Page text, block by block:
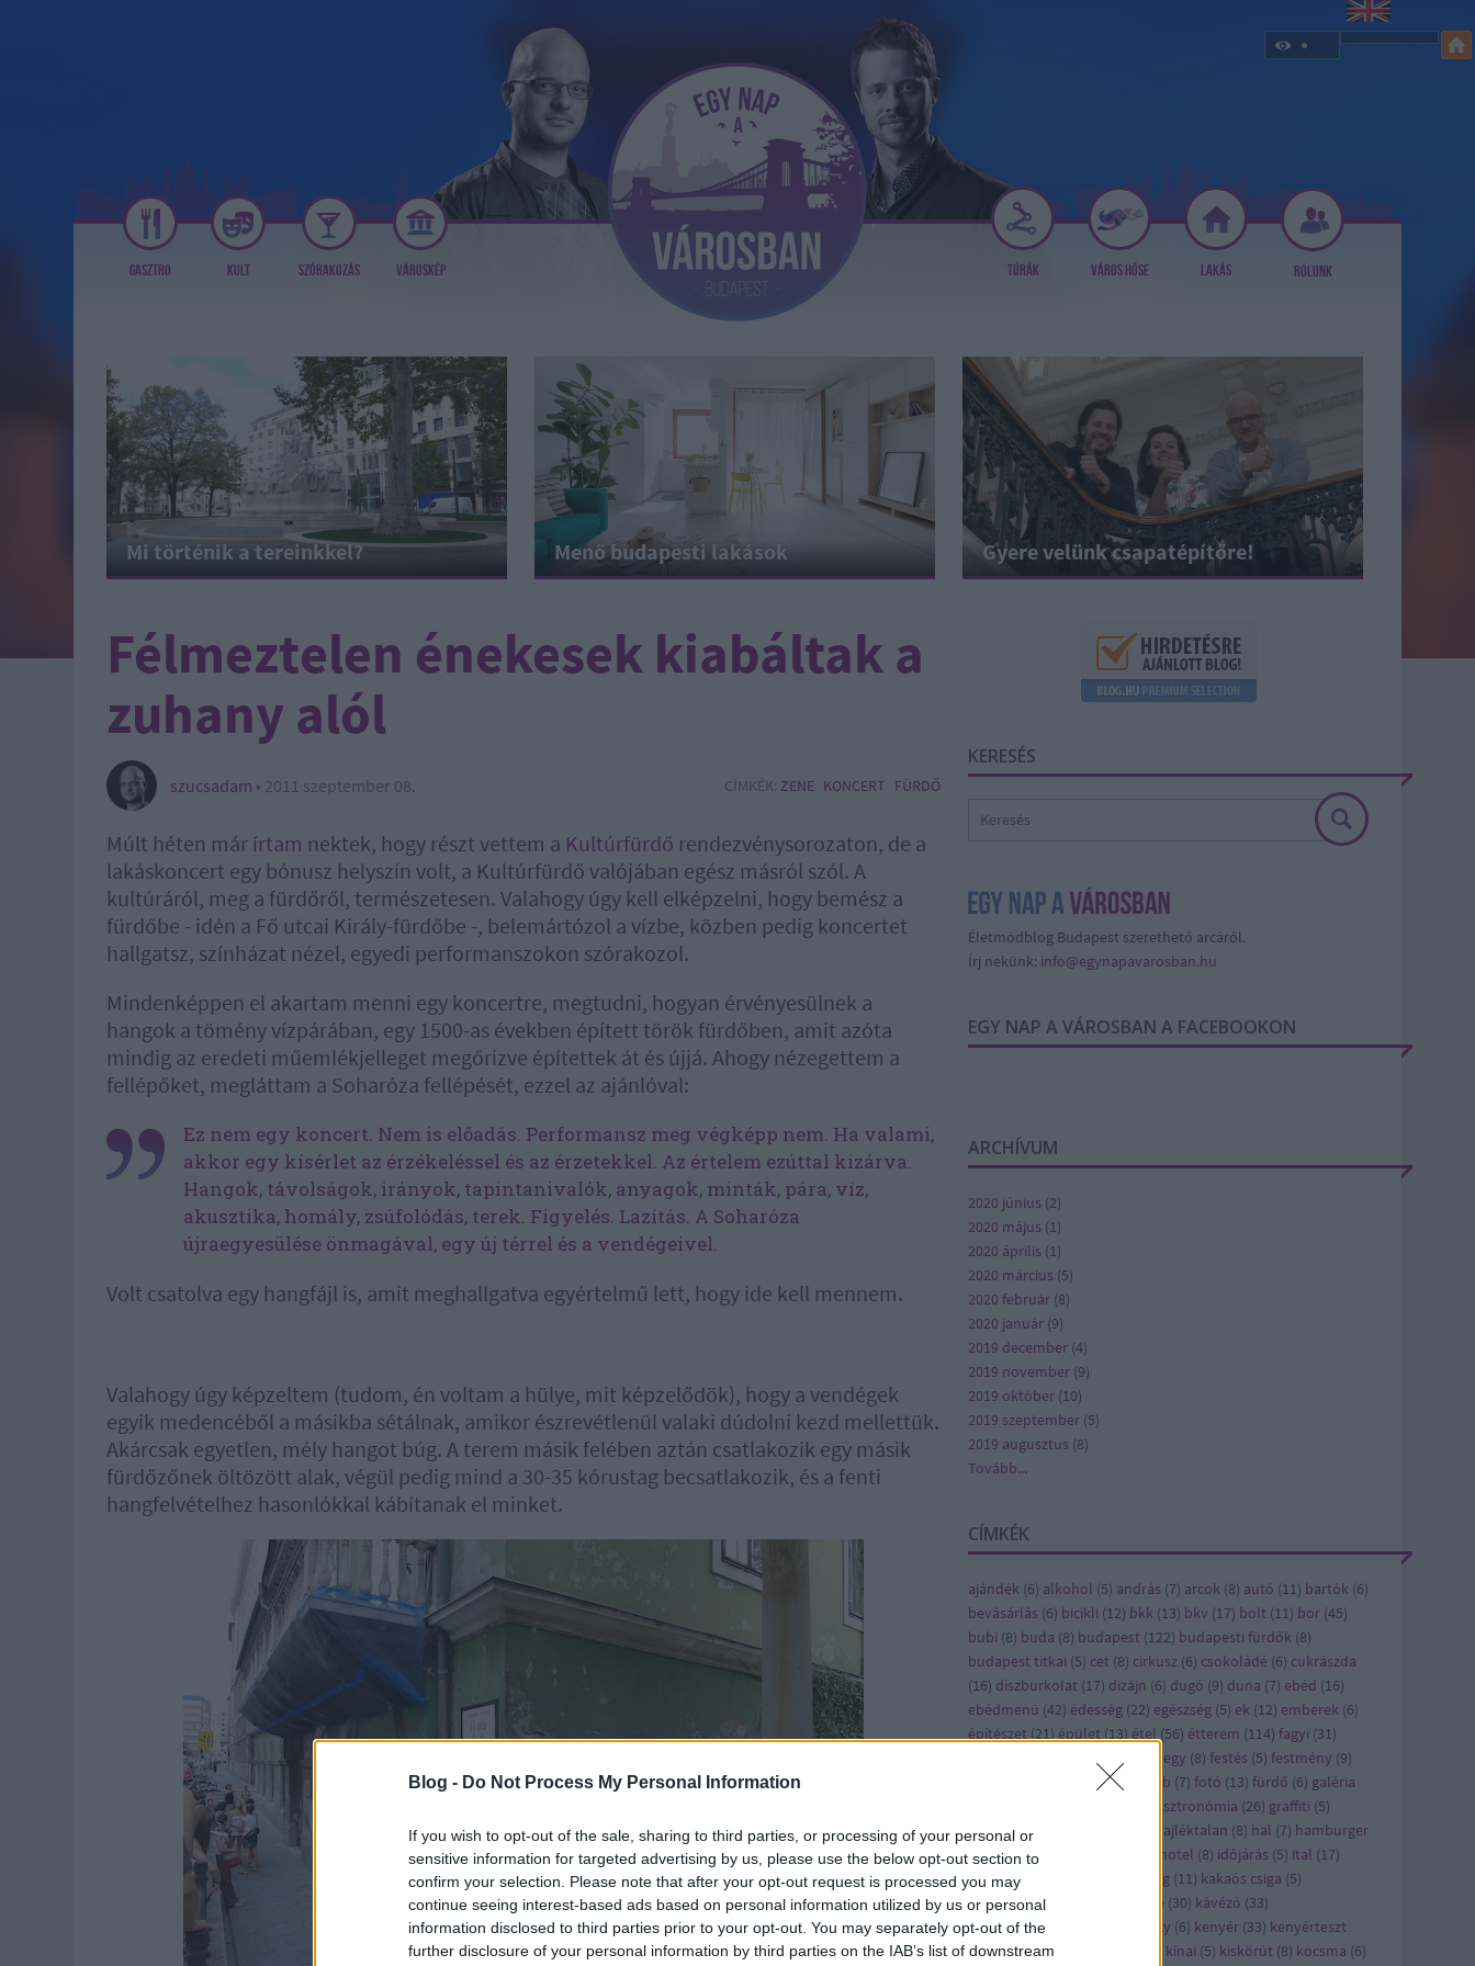
Blog - Do Not Process My Personal Information
If you wish to opt-out of the sale, sharing to third parties, or processing of your personal or
sensitive information for targeted advertising by us, please use the below opt-out section to
confirm your selection. Please note that after your opt-out request is processed you may
continue seeing interest-based ads based on personal information utilized by us or personal
information disclosed to third parties prior to your opt-out. You may separately opt-out of the
further disclosure of your personal information by third parties on the IAB’s list of downstream
GASZTRO KULT SZÓRAKOZÁS VÁROSKÉP TÚRÁK VÁROS HŐSE LAKÁS RÓLUNK
Mi történik a tereinkkel? Menő budapesti lakások Gyere velünk csapatépítőre!
Félmeztelen énekesek kiabáltak a
zuhany alól
szucsadam • 2011 szeptember 08. CÍMKÉK: ZENE KONCERT FÜRDŐ
Múlt héten már írtam nektek, hogy részt vettem a Kultúrfürdő rendezvénysorozaton, de a
lakáskoncert egy bónusz helyszín volt, a Kultúrfürdő valójában egész másról szól. A
kultúráról, meg a fürdőről, természetesen. Valahogy úgy kell elképzelni, hogy bemész a
fürdőbe - idén a Fő utcai Király-fürdőbe -, belemártózol a vízbe, közben pedig koncertet
hallgatsz, színházat nézel, egyedi performanszokon szórakozol.
Mindenképpen el akartam menni egy koncertre, megtudni, hogyan érvényesülnek a
hangok a tömény vízpárában, egy 1500-as években épített török fürdőben, amit azóta
mindig az eredeti műemlékjelleget megőrizve építettek át és újjá. Ahogy nézegettem a
fellépőket, megláttam a Soharóza fellépését, ezzel az ajánlóval:
Ez nem egy koncert. Nem is előadás. Performansz meg végképp nem. Ha valami,
akkor egy kísérlet az érzékeléssel és az érzetekkel. Az értelem ezúttal kizárva.
Hangok, távolságok, irányok, tapintanivalók, anyagok, minták, pára, víz,
akusztika, homály, zsúfolódás, terek. Figyelés. Lazítás. A Soharóza
újraegyesülése önmagával, egy új térrel és a vendégeivel.
Volt csatolva egy hangfájl is, amit meghallgatva egyértelmű lett, hogy ide kell mennem.
Valahogy úgy képzeltem (tudom, én voltam a hülye, mit képzelődök), hogy a vendégek
egyik medencéből a másikba sétálnak, amikor észrevétlenül valaki dúdolni kezd mellettük.
Akárcsak egyetlen, mély hangot búg. A terem másik felében aztán csatlakozik egy másik
fürdőzőnek öltözött alak, végül pedig mind a 30-35 kórustag becsatlakozik, és a fenti
hangfelvételhez hasonlókkal kábítanak el minket.
KERESÉS
Életmódblog Budapest szerethető arcáról.
Írj nekünk: info@egynapavarosban.hu
EGY NAP A VÁROSBAN A FACEBOOKON
ARCHÍVUM
2020 június (2)
2020 május (1)
2020 április (1)
2020 március (5)
2020 február (8)
2020 január (9)
2019 december (4)
2019 november (9)
2019 október (10)
2019 szeptember (5)
2019 augusztus (8)
Tovább...
CÍMKÉK
ajándék (6) alkohol (5) andrás (7) arcok (8) autó (11) bartók (6)
bevásárlás (6) bicikli (12) bkk (13) bkv (17) bolt (11) bor (45)
bubi (8) buda (8) budapest (122) budapesti fürdők (8)
budapest titkai (5) cet (8) cirkusz (6) csokoládé (6) cukrászda
(16) díszburkolat (17) dizájn (6) dugó (9) duna (7) ebéd (16)
ebédmenü (42) édesség (22) egészség (5) ek (12) emberek (6)
építészet (21) épület (13) étel (56) étterem (114) fagyi (31)
ferihegy (8) festés (5) festmény (9)
43)flashmob (7) fotó (13) fürdő (6) galéria
gasztronómia (26) graffiti (5)
gyorsétterem
hajléktalan (8) hal (7) hamburger
47)hirdetés hotel (8) időjárás (5) ital (17)
japán (7) jótékonyság (11) kakaós csiga (5)
karácsony(21 kávé (30) kávézó (33)
kávézópluszvalami
kazinczy (6) kenyér (33) kenyérteszt
(12)kézműves kínai (5) kiskörút (8) kocsma (6)